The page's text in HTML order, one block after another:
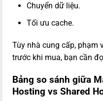
Chuyển dữ liệu.
Tối ưu cache.
Tùy nhà cung cấp, phạm
trước khi mua, bạn cần
Bảng so sánh giữa
Hosting vs Shared